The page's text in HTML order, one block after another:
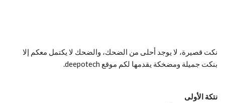
نكت قصيرة، لا يوجد أحلى من الضحك، والضحك لا يكتمل معكم إلا
بنكت جميلة ومضخكة يقدمها لكم موقع deepotech.
نتكة الأولى